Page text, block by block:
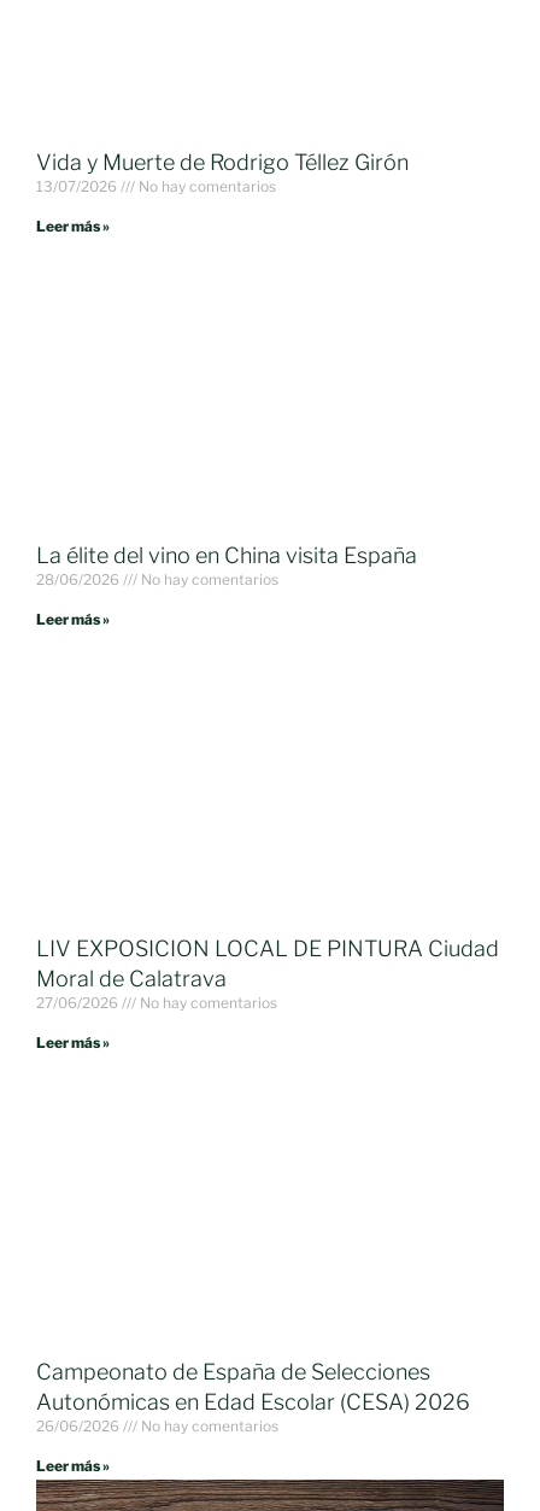
Vida y Muerte de Rodrigo Téllez Girón
13/07/2026 No hay comentarios
Leer más »
La élite del vino en China visita España
28/06/2026 No hay comentarios
Leer más »
LIV EXPOSICION LOCAL DE PINTURA Ciudad
Moral de Calatrava
27/06/2026 No hay comentarios
Leer más »
Campeonato de España de Selecciones
Autonómicas en Edad Escolar (CESA) 2026
26/06/2026 No hay comentarios
Leer más »